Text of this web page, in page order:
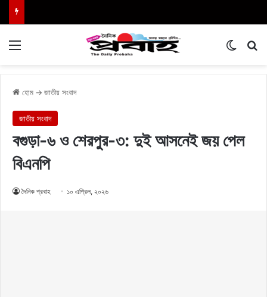
হোম → জাতীয় সংবাদ
জাতীয় সংবাদ
বগুড়া-৬ ও শেরপুর-৩: দুই আসনেই জয় পেল
বিএনপি
দৈনিক প্রবাহ ১০ এপ্রিল, ২০২৬